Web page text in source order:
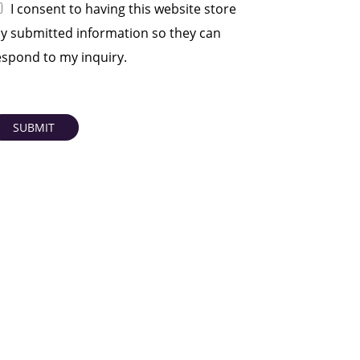
I consent to having this website store
submitted information so they can
to my inquiry.
SUBMIT